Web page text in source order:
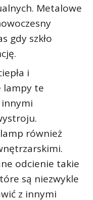
Metalowe
gdy szkło
i
lampy te
również
odcienie takie
są niezwykle
z innymi